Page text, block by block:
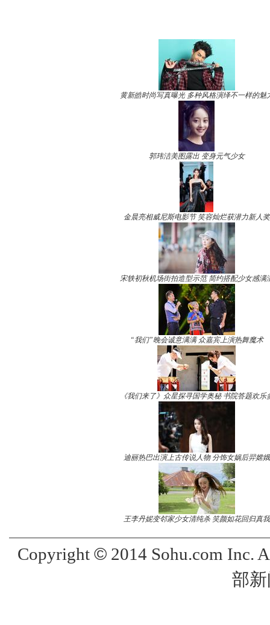
黄新皓时尚写真曝光 多种风格演绎不一样的魅
郭玮洁美图露出 变身元气少女
金晨亮相威尼斯电影节 笑容灿烂获潜力新人奖
宋轶初秋机场街拍造型示范 简约搭配少女感满
“我们”晚会诚意满满 众嘉宾上演热舞魔术
《我们来了》众星探寻国学奥秘 书院答题欢乐
迪丽热巴出演上古传说人物 分饰女娲后羿嫦娥
王李丹妮变邻家少女清纯杀 笑颜如花回归真我
Copyright ©2014 Sohu.com Inc.
部